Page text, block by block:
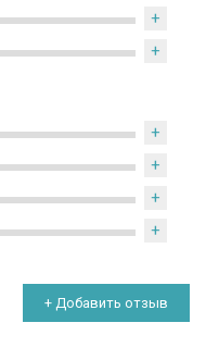
+
+
+
+
+
+
+ Добавить отзыв